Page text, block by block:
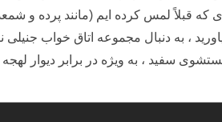
قبلاً لمس کرده ایم (مانند پرده و
، به دنبال مجموعه اتاق خواب
سفید ، به ویژه در برابر دیوار